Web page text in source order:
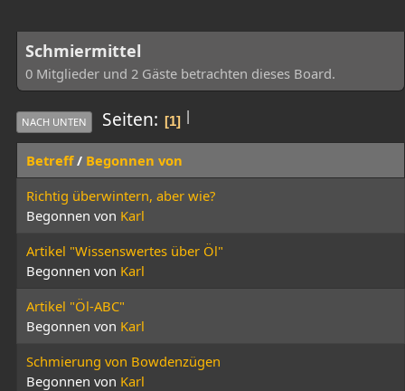
Schmiermittel
0 Mitglieder und 2 Gäste betrachten dieses Board.
|
NACH UNTEN Seiten 1
Betreff/ Begonnen von
Richtig überwintern, aber wie?
Begonnen von Karl
Artikel "Wissenswertes über Öl"
Begonnen von Karl
Artikel "Öl-ABC"
Begonnen von Karl
Schmierung von Bowdenzügen
Begonnen von Karl